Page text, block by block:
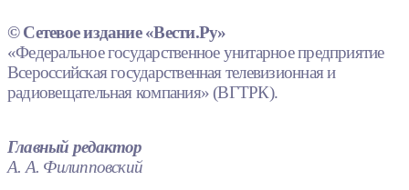
© Сетевое издание «Вести.Ру»
«Федеральное государственное унитарное предприятие
Всероссийская государственная телевизионная и
радиовещательная компания» (ВГТРК).
Главный редактор
А. А. Филипповский